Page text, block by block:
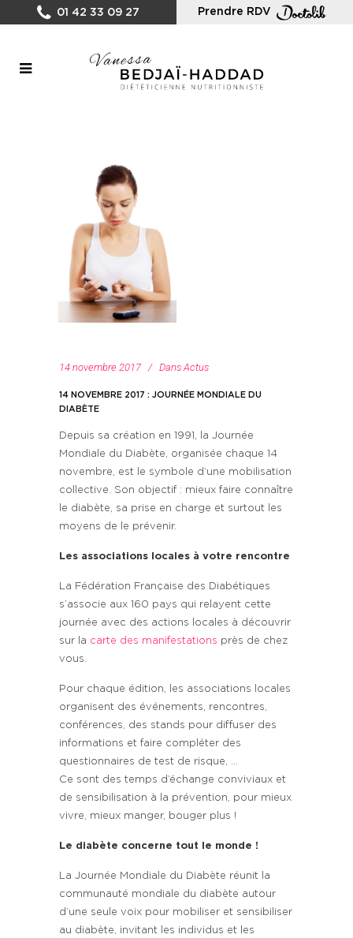
01 42 33 09 27 Prendre RDV
14 novembre 2017 Dans Actus
14 NOVEMBRE 2017 : JOURNÉE MONDIALE DU
DIABÈTE
Depuis sa création en 1991, la Journée
Mondiale du Diabète, organisée chaque 14
novembre, est le symbole d’une mobilisation
collective. Son objectif : mieux faire connaître
le diabète, sa prise en charge et surtout les
moyens de le prévenir.
Les associations locales à votre rencontre
La Fédération Française des Diabétiques
s’associe aux 160 pays qui relayent cette
journée avec des actions locales à découvrir
sur la carte des manifestations près de chez
vous.
Pour chaque édition, les associations locales
organisent des événements, rencontres,
conférences, des stands pour diffuser des
informations et faire compléter des
questionnaires de test de risque, …
Ce sont des temps d’échange conviviaux et
de sensibilisation à la prévention, pour mieux
vivre, mieux manger, bouger plus !
Le diabète concerne tout le monde !
La Journée Mondiale du Diabète réunit la
communauté mondiale du diabète autour
d’une seule voix pour mobiliser et sensibiliser
au diabète, invitant les individus et les